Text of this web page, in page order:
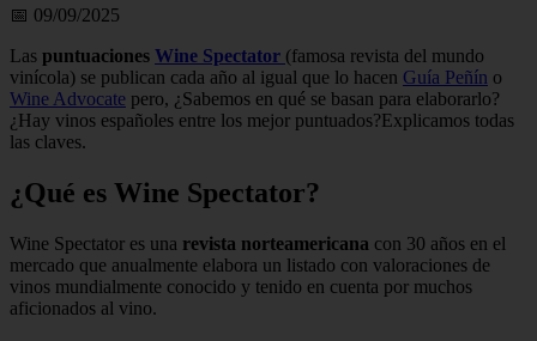
📅 09/09/2025
Las puntuaciones Wine Spectator (famosa revista del mundo
vinícola) se publican cada año al igual que lo hacen Guía Peñín o
Wine Advocate pero, ¿Sabemos en qué se basan para elaborarlo?
¿Hay vinos españoles entre los mejor puntuados?Explicamos todas
las claves.
¿Qué es Wine Spectator?
Wine Spectator es una revista norteamericana con 30 años en el
mercado que anualmente elabora un listado con valoraciones de
vinos mundialmente conocido y tenido en cuenta por muchos
aficionados al vino.